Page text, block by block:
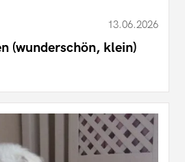
13.06.2026
(wunderschön, klein)